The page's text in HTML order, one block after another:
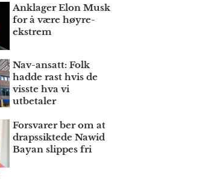
Anklager Elon Musk
for å være høyre­
ekstrem
Nav-ansatt: Folk
hadde rast hvis de
visste hva vi
utbetaler
Forsvarer ber om at
draps­siktede Nawid
Bayan slippes fri